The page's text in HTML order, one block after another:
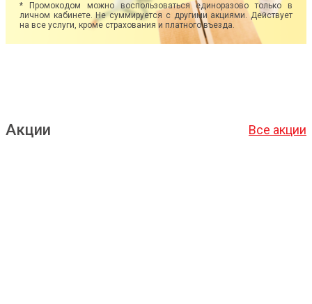
* Промокодом можно воспользоваться единоразово только в
личном кабинете. Не суммируется с другими акциями. Действует
на все услуги, кроме страхования и платного въезда.
Акции Все акции